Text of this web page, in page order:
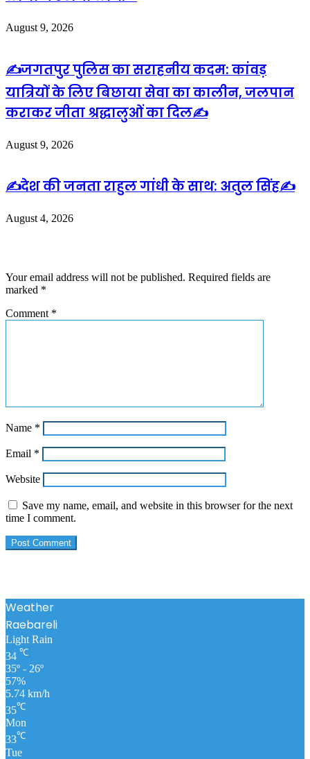
August 9, 2026
✍️जगतपुर पुलिस का सराहनीय कदम: कांवड़
यात्रियों के लिए बिछाया सेवा का कालीन, जलपान
कराकर जीता श्रद्धालुओं का दिल✍️
August 9, 2026
✍️देश की जनता राहुल गांधी के साथ: अतुल सिंह✍️
August 4, 2026
Your email address will not be published. Required fields are
marked *
Comment *
Name *
Email *
Website
Save my name, email, and website in this browser for the next
time I comment.
Weather
Raebareli
Light Rain
34 ℃
35º - 26º
57%
5.74 km/h
35℃
Mon
33℃
Tue